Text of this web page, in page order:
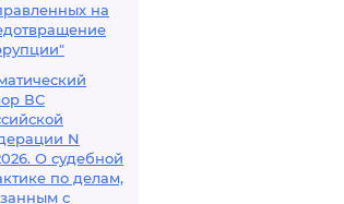
на
ВС
N
О судебной
по делам,
с